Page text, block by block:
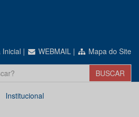
Inicial | WEBMAIL | Mapa do Site
Institucional